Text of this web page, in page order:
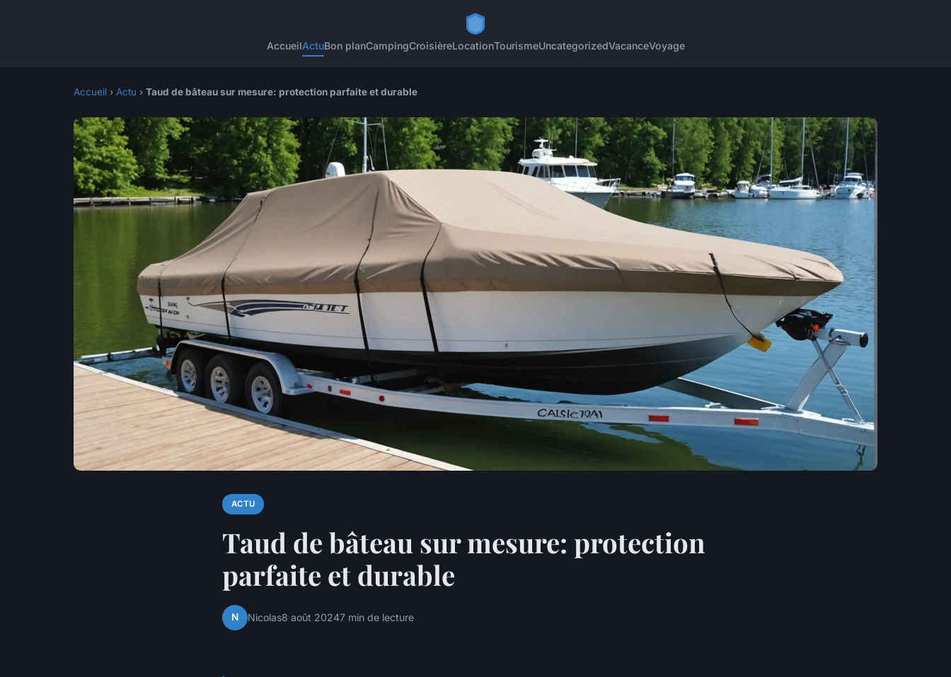
AccueilActuBon planCampingCroisièreLocationTourismeUncategorizedVacanceVoyage
Accueil › Actu › Taud de bâteau sur mesure: protection parfaite et durable
ACTU
Taud de bâteau sur mesure: protection
parfaite et durable
N Nicolas8 août 20247 min de lecture